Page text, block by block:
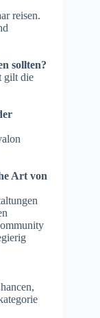
reisen.
sollten?
gilt die
Art von